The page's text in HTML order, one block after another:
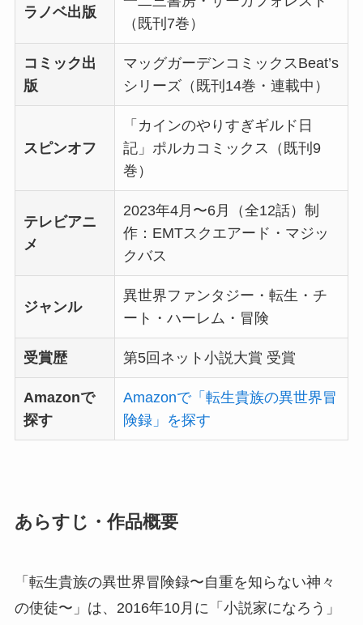
ラノベ出版
（既刊7巻）
コミック出
版
マッグガーデンコミックスBeat’s
シリーズ（既刊14巻・連載中）
スピンオフ
「カインのやりすぎギルド日
記」ポルカコミックス（既刊9
巻）
テレビアニ
メ
2023年4月〜6月（全12話）制
作：EMTスクエアード・マジッ
クバス
ジャンル
異世界ファンタジー・転生・チ
ート・ハーレム・冒険
受賞歴 第5回ネット小説大賞 受賞
Amazonで
探す
Amazonで「転生貴族の異世界冒
険録」を探す
あらすじ・作品概要
「転生貴族の異世界冒険録〜自重を知らない神々
の使徒〜」は、2016年10月に「小説家になろう」